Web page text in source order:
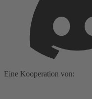
Eine Kooperation von: